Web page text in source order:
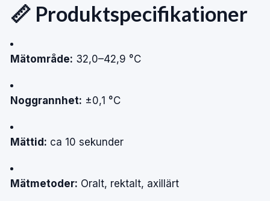
📏 Produktspecifikationer
Mätområde: 32,0–42,9 °C
Noggrannhet: ±0,1 °C
Mättid: ca 10 sekunder
Mätmetoder: Oralt, rektalt, axillärt